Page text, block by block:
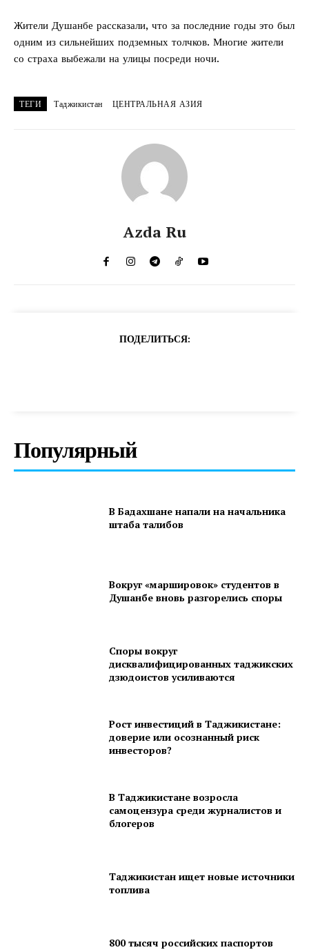
Жители Душанбе рассказали, что за последние годы это был
одним из сильнейших подземных толчков. Многие жители
со страха выбежали на улицы посреди ночи.
ТЕГИ Таджикистан ЦЕНТРАЛЬНАЯ АЗИЯ
Azda Ru
ПОДЕЛИТЬСЯ:
Популярный
В Бадахшане напали на начальника
штаба талибов
Вокруг «маршировок» студентов в
Душанбе вновь разгорелись споры
Споры вокруг
дисквалифицированных таджикских
дзюдоистов усиливаются
Рост инвестиций в Таджикистане:
доверие или осознанный риск
инвесторов?
В Таджикистане возросла
самоцензура среди журналистов и
блогеров
Таджикистан ищет новые источники
топлива
800 тысяч российских паспортов